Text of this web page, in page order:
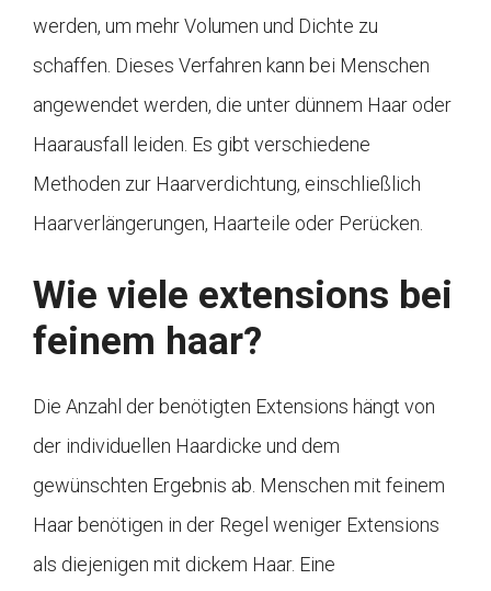
werden, um mehr Volumen und Dichte zu
schaffen. Dieses Verfahren kann bei Menschen
angewendet werden, die unter dünnem Haar oder
Haarausfall leiden. Es gibt verschiedene
Methoden zur Haarverdichtung, einschließlich
Haarverlängerungen, Haarteile oder Perücken.
Wie viele extensions bei
feinem haar?
Die Anzahl der benötigten Extensions hängt von
der individuellen Haardicke und dem
gewünschten Ergebnis ab. Menschen mit feinem
Haar benötigen in der Regel weniger Extensions
als diejenigen mit dickem Haar. Eine